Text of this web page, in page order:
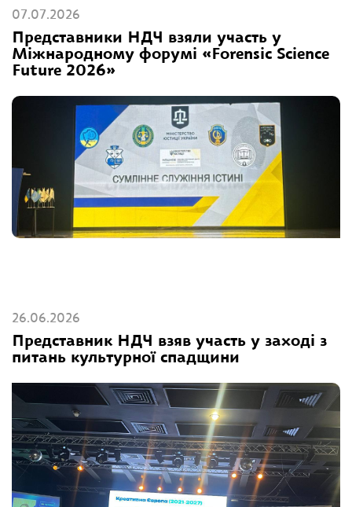
07.07.2026
Представники НДЧ взяли участь у
Міжнародному форумі «Forensic Science
Future 2026»
26.06.2026
Представник НДЧ взяв участь у заході з
питань культурної спадщини